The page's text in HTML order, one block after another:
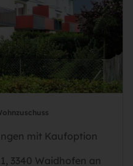
mit Kaufoption
3340 Waidhofen an